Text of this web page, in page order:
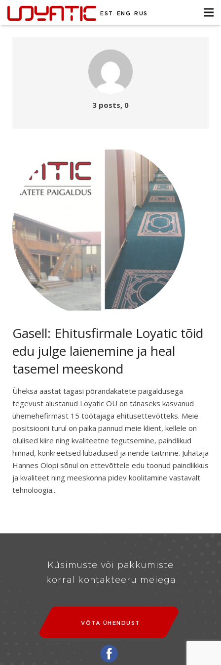
EST ENG RUS
3 posts, 0kommentaari
Gasell: Ehitusfirmale Loyatic tõid
edu julge laienemine ja heal
tasemel meeskond
Üheksa aastat tagasi põranda­katete paigaldusega
tegevust alustanud Loyatic OÜ on tänaseks kasvanud
ühemehefirmast 15 töötajaga ehitusettevõtteks. Meie
positsiooni turul on paika pannud meie klient, kellele on
olulised kiire ning kvaliteetne tegutsemine, paindlikud
hinnad, konkreetsed lubadused ja nende täitmine. Juhataja
Hannes Olopi sõnul on ettevõttele edu toonud paindlikkus
ja kvaliteet ning meeskonna pidev koolitamine vastavalt
tehnoloogia...
Küsimuste või pakkumiste
korral kontakteeru meiega
VÕTA ÜHENDUST